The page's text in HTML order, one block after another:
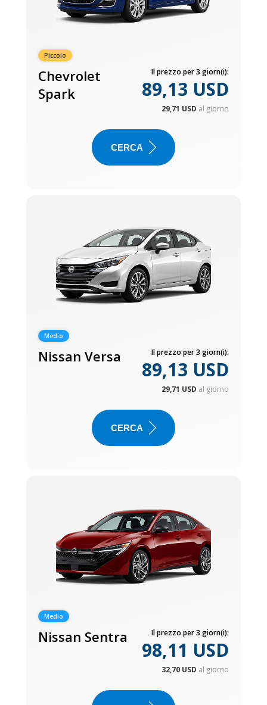
Piccolo
Chevrolet
Spark
Il prezzo per 3 giorn(i):
89,13 USD
29,71 USD al giorno
CERCA
Medio
Nissan Versa Il prezzo per 3 giorn(i):
89,13 USD
29,71 USD al giorno
CERCA
Medio
Nissan Sentra Il prezzo per 3 giorn(i):
98,11 USD
32,70 USD al giorno